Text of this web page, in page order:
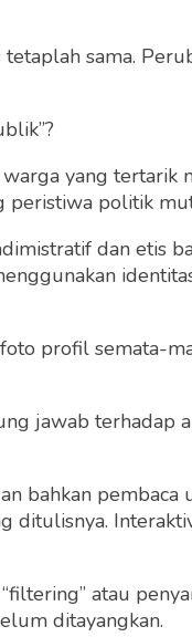
term dan kondisi
sama.
yang tertarik
politik
dan
profil semata-
jawab terhadap
bahkan
ditulisnya.
atau
ditayangkan.